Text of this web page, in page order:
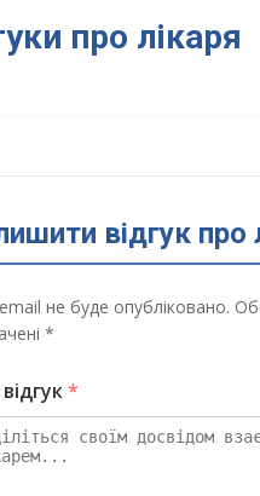
про лікаря
відгук про
не буде опубліковано.
*
*